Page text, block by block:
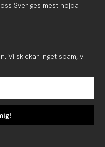
Sveriges mest nöjda
Vi skickar inget spam, vi